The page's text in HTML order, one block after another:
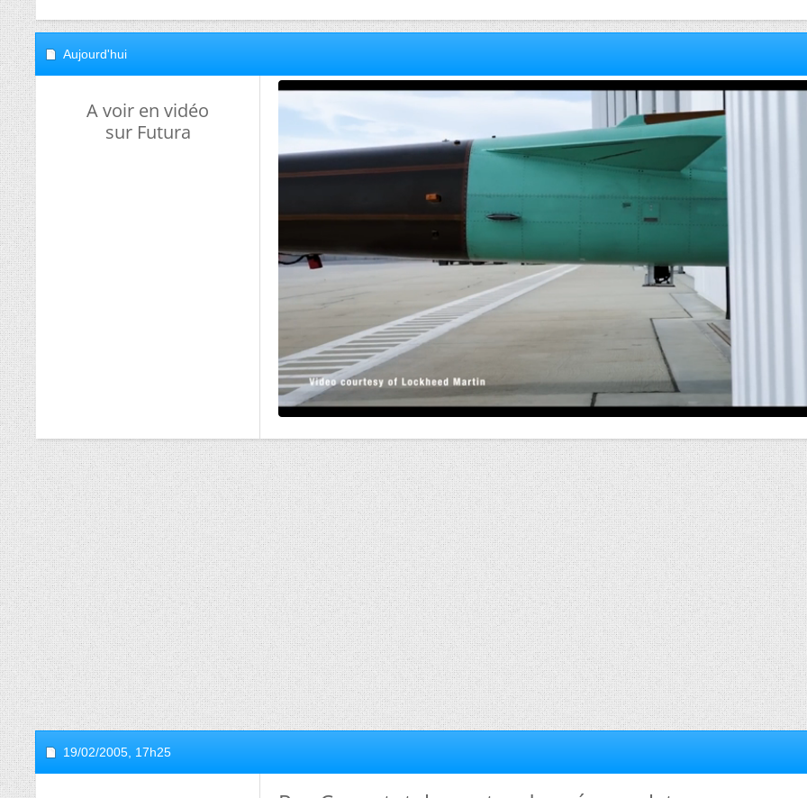
Aujourd'hui
A voir en vidéo
sur Futura
19/02/2005, 17h25